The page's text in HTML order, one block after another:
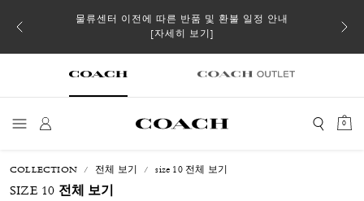
스트
물류센터 이전에 따른 반품 및 환불 일정 안내
[자세히 보기]
일부
0
COLLECTION 전체 보기 size 10 전체 보기
SIZE 10 전체 보기